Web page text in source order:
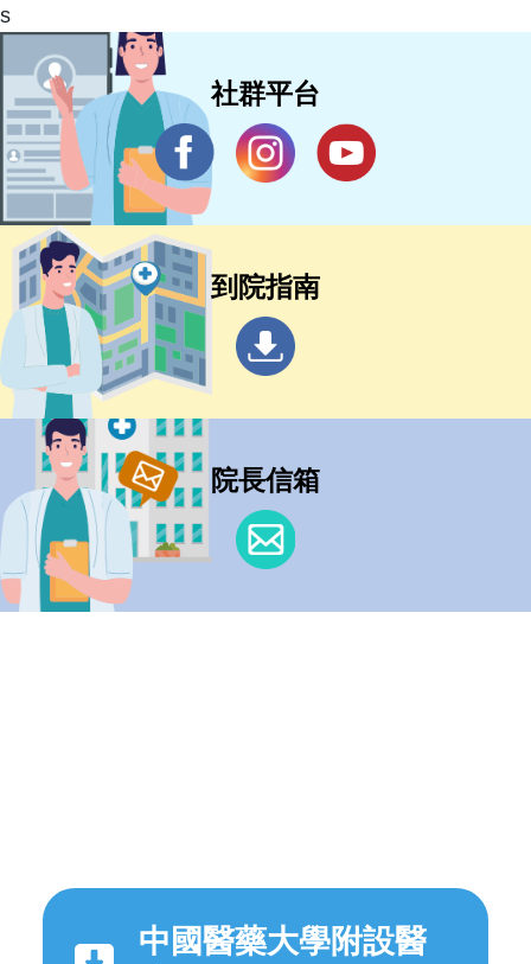
s
社群平台
到院指南
院長信箱
中國醫藥大學附設醫